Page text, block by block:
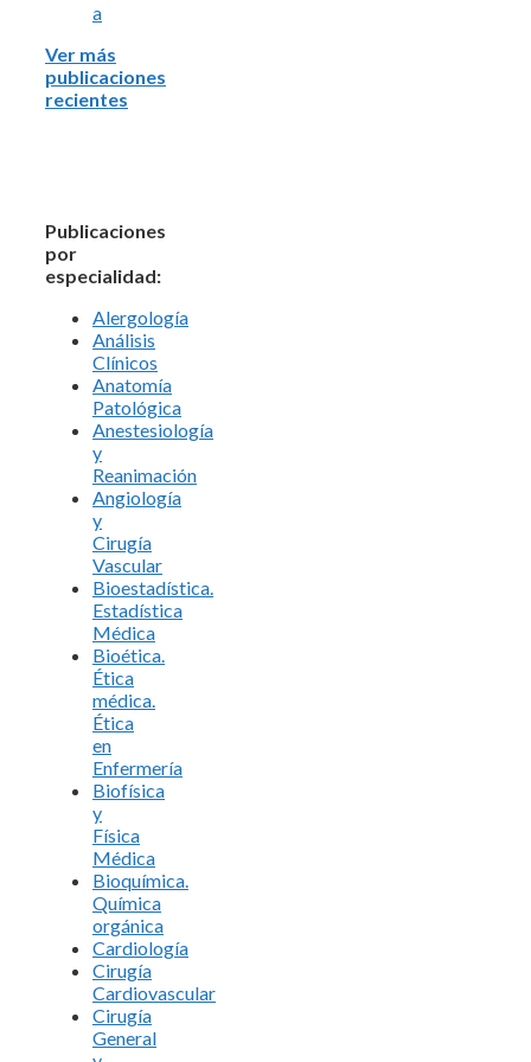
a
Ver más
publicaciones
recientes
Publicaciones
por
especialidad:
Alergología
Análisis
Clínicos
Anatomía
Patológica
Anestesiología
y
Reanimación
Angiología
y
Cirugía
Vascular
Bioestadística.
Estadística
Médica
Bioética.
Ética
médica.
Ética
en
Enfermería
Biofísica
y
Física
Médica
Bioquímica.
Química
orgánica
Cardiología
Cirugía
Cardiovascular
Cirugía
General